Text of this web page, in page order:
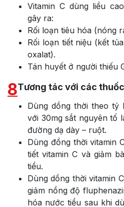
Vitamin C dùng liều
gây ra:
Rối loạn tiêu hóa (nóng
Rối loạn tiết niệu (kết
oxalat).
Tán huyết ở người thiếu
8Tương tác với các
Dùng dồng thời theo tỷ
với 30mg sắt nguyên tố
đường dạ dày – ruột.
Dùng đồng thời vitamin
tiết vitamin C và giảm
tiểu.
Dùng dồng thời vitamin
giảm nồng độ
hóa nước tiểu sau khi